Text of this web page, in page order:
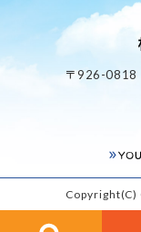
〒926-0818
Copyright(C)